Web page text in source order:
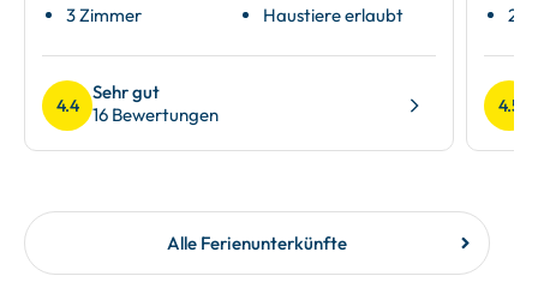
3 Zimmer
Haustiere erlaubt
4.4
Sehr gut
16 Bewertungen
2
4.5
Alle Ferienunterkünfte